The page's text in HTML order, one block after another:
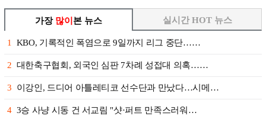
가장 많이 본 뉴스
1 KBO, 기록적인 폭염으로 9일까지 리그 중단……
2 대한축구협회, 외국인 심판 7차례 성접대 의혹……
3 이강인, 드디어 아틀레티코 선수단과 만났다…시메…
4 3승 사냥 시동 건 서교림 "샷·퍼트 만족스러워…
실시간 HOT 뉴스